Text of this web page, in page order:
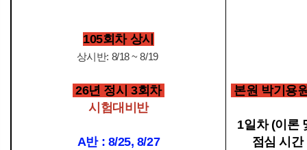
105회차 상시
상시반: 8/18 ~ 8/19
26년 정시 3회차
시험대비반
A반 : 8/25, 8/27
본원 박기용
1일차 (이론
점심 시간